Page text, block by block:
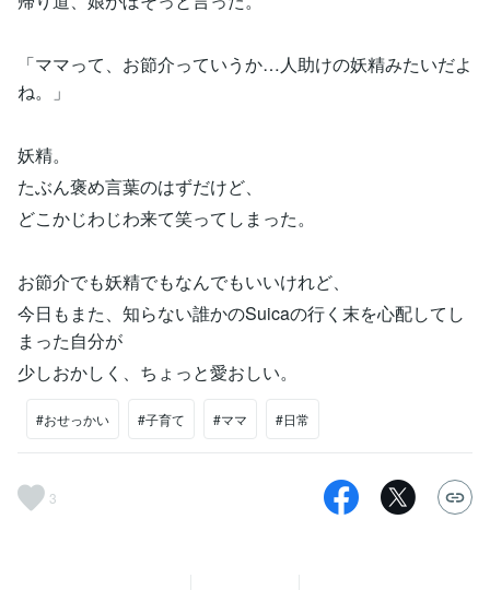
「ママって、お節介っていうか…人助けの妖精みたいだよ
ね。」
妖精。
たぶん褒め言葉のはずだけど、
どこかじわじわ来て笑ってしまった。
お節介でも妖精でもなんでもいいけれど、
今日もまた、知らない誰かのSuicaの行く末を心配してし
まった自分が
少しおかしく、ちょっと愛おしい。
#おせっかい #子育て #ママ #日常
3